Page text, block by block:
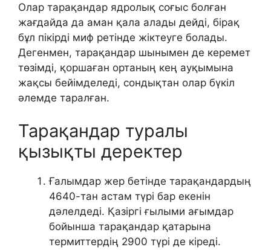
Олар тарақандар ядролық соғыс болған
жағдайда да аман қала алады дейді, бірақ
бұл пікірді миф ретінде жіктеуге болады.
Дегенмен, тарақандар шынымен де керемет
төзімді, қоршаған ортаның кең ауқымына
жақсы бейімделеді, сондықтан олар бүкіл
әлемде таралған.
Тарақандар туралы
қызықты деректер
Ғалымдар жер бетінде тарақандардың
4640-тан астам түрі бар екенін
дәлелдеді. Қазіргі ғылыми ағымдар
бойынша тарақандар қатарына
термиттердің 2900 түрі де кіреді.